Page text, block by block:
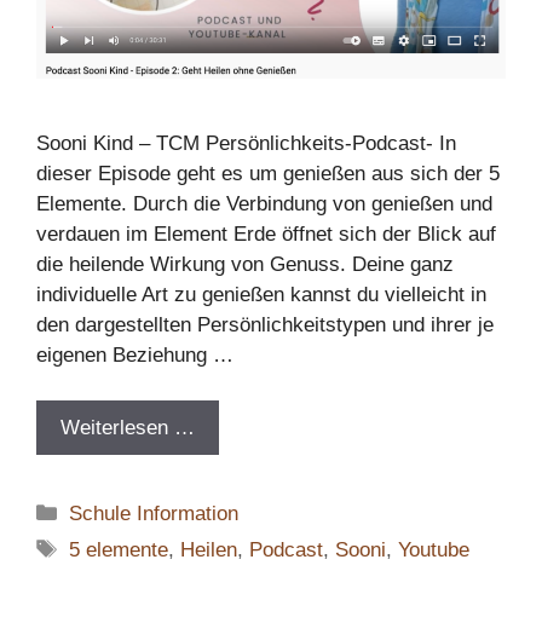
Sooni Kind – TCM Persönlichkeits-Podcast- In
dieser Episode geht es um genießen aus sich der 5
Elemente. Durch die Verbindung von genießen und
verdauen im Element Erde öffnet sich der Blick auf
die heilende Wirkung von Genuss. Deine ganz
individuelle Art zu genießen kannst du vielleicht in
den dargestellten Persönlichkeitstypen und ihrer je
eigenen Beziehung …
Weiterlesen …
Kategorien
Schule Information
Schlagwörter
5 elemente, Heilen, Podcast, Sooni,Youtube